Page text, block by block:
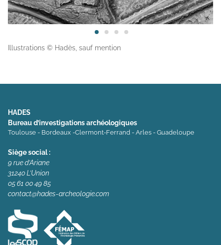
Illustrations © Hadès, sauf mention
HADES
Bureau d’investigations archéologiques
Toulouse - Bordeaux -Clermont-Ferrand - Arles - Guadeloupe
Siège social :
9 rue d’Ariane
31240 L’Union
05 61 00 49 85
contact@hades-archeologie.com